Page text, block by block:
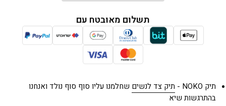
תשלום מאובטח עם
תיק NOKO - תיק צד לנשים שחלמנו עליו סוף סוף נולד ואנחנו
בהתרגשות שיא